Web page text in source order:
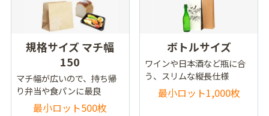
規格サイズ マチ幅
150
マチ幅が広いので、持ち帰
り弁当や食パンに最良
最小ロット500枚
ボトルサイズ
ワインや日本酒など瓶に合
う、スリムな縦長仕様
最小ロット1,000枚